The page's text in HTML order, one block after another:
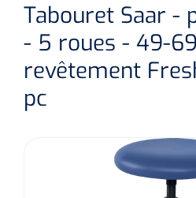
Chirurgie
Equipement chirurgical
Diagnostic
Optométrie/Orthoption
Optique & Optometrie
OPTIONS
Tabouret Saar -
- 5 roues - 49-
revêtement
pc